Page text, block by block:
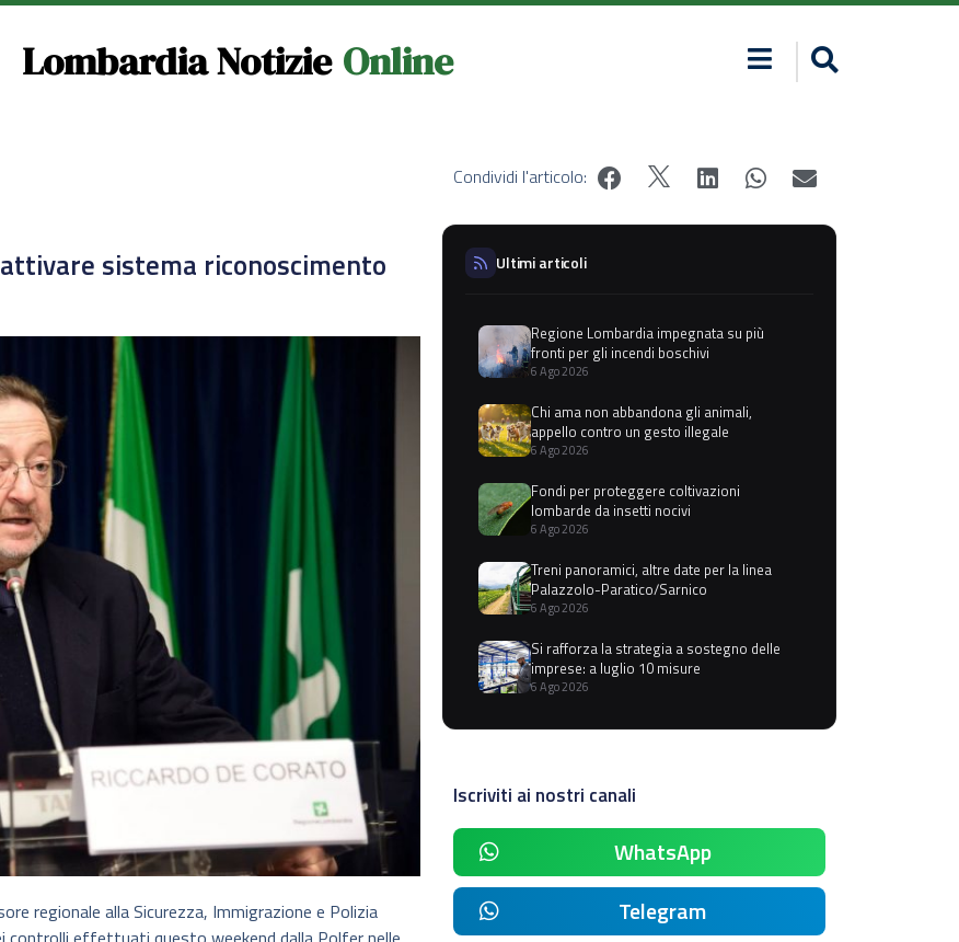
Lombardia Notizie Online
sistema riconoscimento
regionale alla Sicurezza, Immigrazione e Polizia
Condividi l'articolo:
Ultimi articoli
Regione Lombardia impegnata su più
fronti per gli incendi boschivi
6 Ago 2026
Chi ama non abbandona gli animali,
appello contro un gesto illegale
6 Ago 2026
Fondi per proteggere coltivazioni
lombarde da insetti nocivi
6 Ago 2026
Treni panoramici, altre date per la linea
Palazzolo-Paratico/Sarnico
6 Ago 2026
Si rafforza la strategia a sostegno delle
imprese: a luglio 10 misure
6 Ago 2026
Iscriviti ai nostri canali
WhatsApp
Telegram